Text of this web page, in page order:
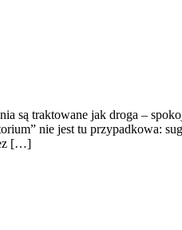
traktowane jak droga –
nie jest tu przypadkowa:
[…]